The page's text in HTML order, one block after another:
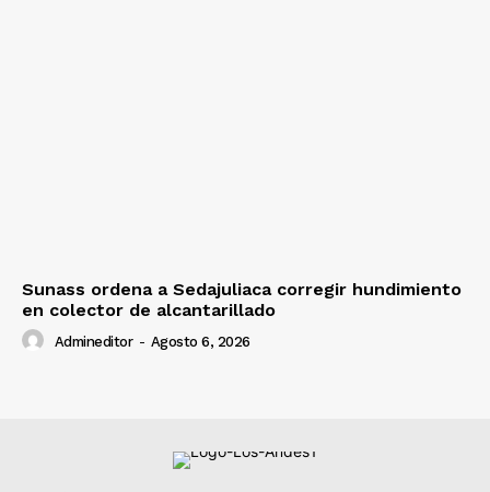
Sunass ordena a Sedajuliaca corregir hundimiento
en colector de alcantarillado
Admineditor - Agosto 6, 2026